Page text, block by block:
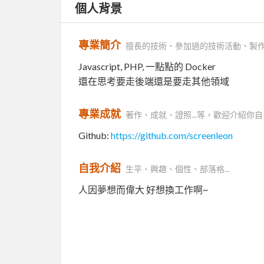
個人背景
專業簡介 擅長的技術、參加過的技術活動、製
Javascript, PHP, 一點點的 Docker
還在思考要走後端還是要走其他領域
專業成就 著作、成就、證照...等，歡迎介紹你
Github: https://github.com/screenleon
自我介紹 生平、興趣、個性、部落格...
人因夢想而偉大 好想換工作啊~